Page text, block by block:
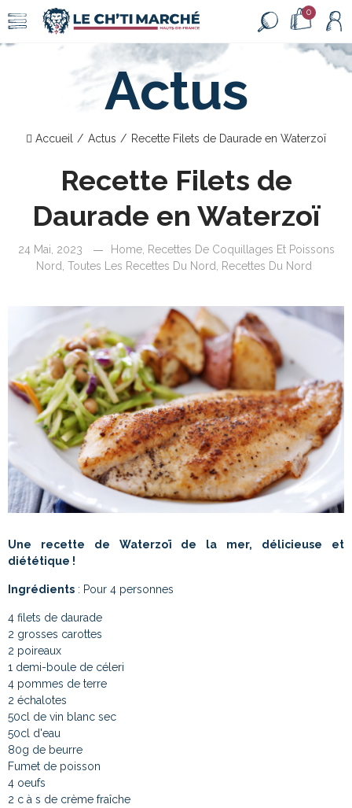
0
Actus
Accueil Actus Recette Filets de Daurade en Waterzoï
Recette Filets de
Daurade en Waterzoï
24 Mai, 2023 Home, Recettes De Coquillages Et Poissons
Nord Toutes Les Recettes Du Nord Recettes Du Nord
Une recette de Waterzoï de la mer, délicieuse et
diététique !
Ingrédients : Pour 4 personnes
4 filets de daurade
2 grosses carottes
2 poireaux
1 demi-boule de céleri
4 pommes de terre
2 échalotes
50cl de vin blanc sec
50cl d'eau
80g de beurre
Fumet de poisson
4 oeufs
2 c à s de crème fraîche